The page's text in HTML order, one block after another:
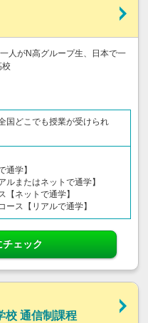
人がN高グループ生、日本で一
校
国どこでも授業が受けられ
通学】
ルまたはネットで通学】
【ネットで通学】
ース【リアルで通学】
チェック
校 通信制課程